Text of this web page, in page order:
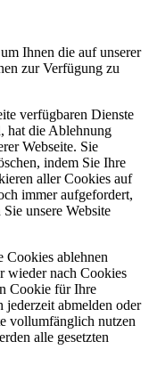
Ihnen die auf unserer
zur Verfügung zu
verfügbaren Dienste
hat die Ablehnung
Webseite. Sie
indem Sie Ihre
aller Cookies auf
immer aufgefordert,
unsere Website
Cookies ablehnen
wieder nach Cookies
Cookie für Ihre
jederzeit abmelden oder
vollumfänglich nutzen
alle gesetzten